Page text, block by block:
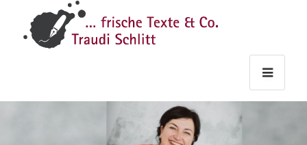
Texte